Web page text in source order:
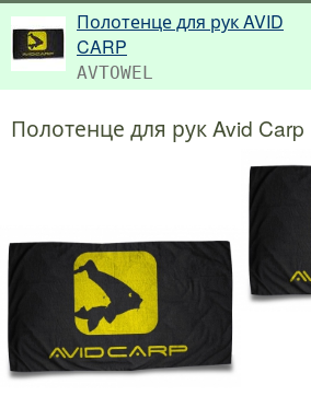
Полотенце для рук AVID
CARP
AVTOWEL
Полотенце для рук Avid Carp